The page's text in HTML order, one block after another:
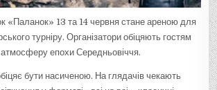
«Паланок» 13 та 14 червня стане ареною для
турніру. Організатори обіцяють гостям
епохи Середньовіччя.
бути насиченою. На глядачів чекають